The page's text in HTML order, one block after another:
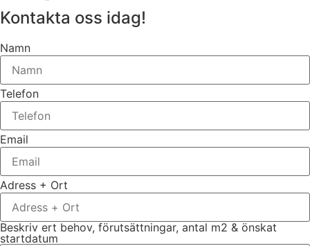
Kontakta oss idag!
Namn
Telefon
Email
Adress + Ort
Beskriv ert behov, förutsättningar, antal m2 & önskat
startdatum